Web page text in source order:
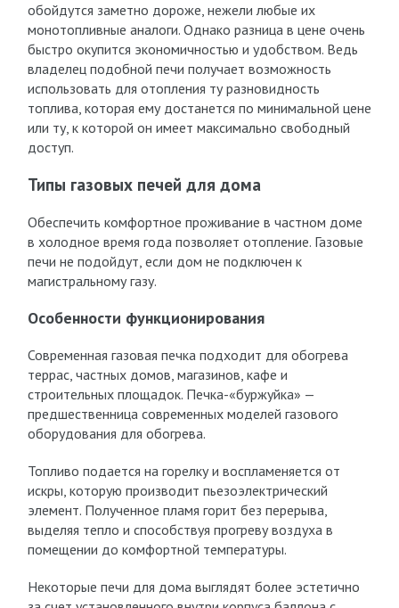
обойдутся заметно дороже, нежели любые их
монотопливные аналоги. Однако разница в цене очень
быстро окупится экономичностью и удобством. Ведь
владелец подобной печи получает возможность
использовать для отопления ту разновидность
топлива, которая ему достанется по минимальной цене
или ту, к которой он имеет максимально свободный
доступ.
Типы газовых печей для дома
Обеспечить комфортное проживание в частном доме
в холодное время года позволяет отопление. Газовые
печи не подойдут, если дом не подключен к
магистральному газу.
Особенности функционирования
Современная газовая печка подходит для обогрева
террас, частных домов, магазинов, кафе и
строительных площадок. Печка-«буржуйка» —
предшественница современных моделей газового
оборудования для обогрева.
Топливо подается на горелку и воспламеняется от
искры, которую производит пьезоэлектрический
элемент. Полученное пламя горит без перерыва,
выделяя тепло и способствуя прогреву воздуха в
помещении до комфортной температуры.
Некоторые печи для дома выглядят более эстетично